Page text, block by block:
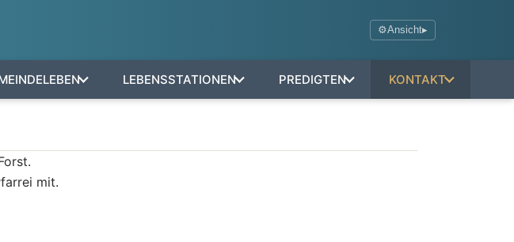
⚙Ansicht▸
LEBENSSTATIONEN PREDIGTEN KONTAKT
mit.